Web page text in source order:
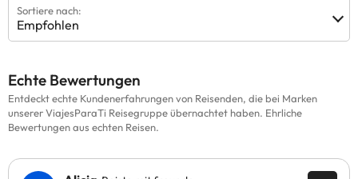
Sortiere nach:
Empfohlen
Echte Bewertungen
Entdeckt echte Kundenerfahrungen von Reisenden, die bei Marken
unserer ViajesParaTi Reisegruppe übernachtet haben. Ehrliche
Bewertungen aus echten Reisen.